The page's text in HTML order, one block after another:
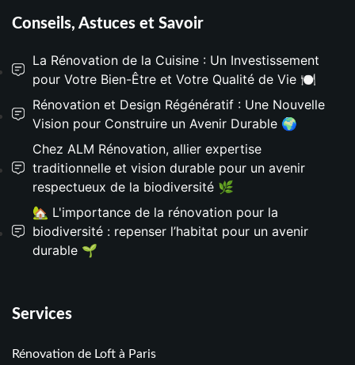
Conseils, Astuces et Savoir
La Rénovation de la Cuisine : Un Investissement
pour Votre Bien-Être et Votre Qualité de Vie 🍽️
Rénovation et Design Régénératif : Une Nouvelle
Vision pour Construire un Avenir Durable 🌍
Chez ALM Rénovation, allier expertise
traditionnelle et vision durable pour un avenir
respectueux de la biodiversité 🌿
🏡 L'importance de la rénovation pour la
biodiversité : repenser l’habitat pour un avenir
durable 🌱
Services
Rénovation de Loft à Paris